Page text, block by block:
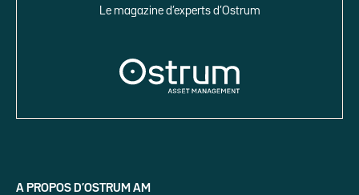
Le magazine d’experts d’Ostrum
A PROPOS D’OSTRUM AM